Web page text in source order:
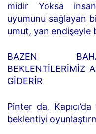
midir Yoksa
uyumunu sağlayan
umut, yan endişeyle
BAZEN
BEKLENTİLERİMİZ
GİDERİR
Pinter da,
beklentiyi